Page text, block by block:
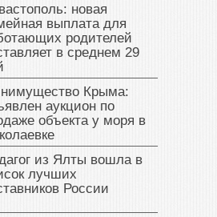
новая
выплата для
родителей
в среднем 29
Крыма:
аукцион по
объекта у моря в
из Ялты вошла в
лучших
России